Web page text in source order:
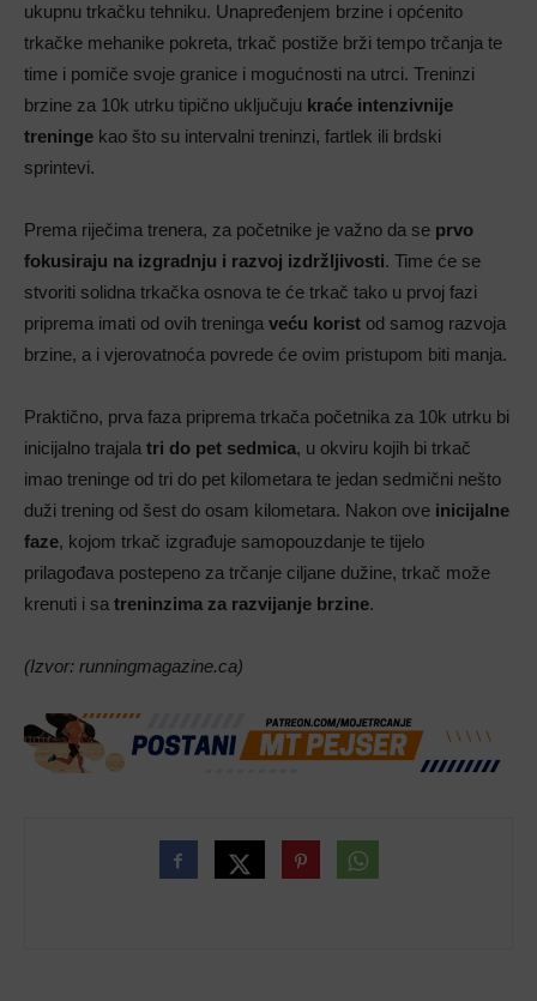
ukupnu trkačku tehniku. Unapređenjem brzine i općenito
trkačke mehanike pokreta, trkač postiže brži tempo trčanja te
time i pomiče svoje granice i mogućnosti na utrci. Treninzi
brzine za 10k utrku tipično uključuju kraće intenzivnije
treninge kao što su intervalni treninzi, fartlek ili brdski
sprintevi.
Prema riječima trenera, za početnike je važno da se prvo
fokusiraju na izgradnju i razvoj izdržljivosti. Time će se
stvoriti solidna trkačka osnova te će trkač tako u prvoj fazi
priprema imati od ovih treninga veću korist od samog razvoja
brzine, a i vjerovatnoća povrede će ovim pristupom biti manja.
Praktično, prva faza priprema trkača početnika za 10k utrku bi
inicijalno trajala tri do pet sedmica, u okviru kojih bi trkač
imao treninge od tri do pet kilometara te jedan sedmični nešto
duži trening od šest do osam kilometara. Nakon ove inicijalne
faze, kojom trkač izgrađuje samopouzdanje te tijelo
prilagođava postepeno za trčanje ciljane dužine, trkač može
krenuti i sa treninzima za razvijanje brzine.
(Izvor: runningmagazine.ca)